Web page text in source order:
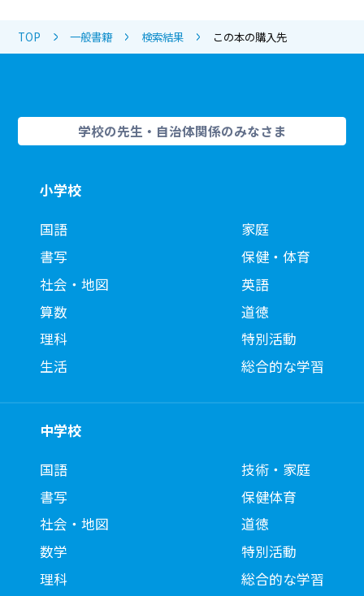
TOP 一般書籍 検索結果 この本の購入先
学校の先生・自治体関係のみなさま
小学校
国語
書写
社会・地図
算数
理科
生活
家庭
保健・体育
英語
道徳
特別活動
総合的な学習
中学校
国語
書写
社会・地図
数学
理科
技術・家庭
保健体育
道徳
特別活動
総合的な学習